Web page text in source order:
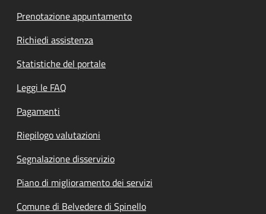
Prenotazione appuntamento
Richiedi assistenza
Statistiche del portale
Leggi le FAQ
Pagamenti
Riepilogo valutazioni
Segnalazione disservizio
Piano di miglioramento dei servizi
Comune di Belvedere di Spinello